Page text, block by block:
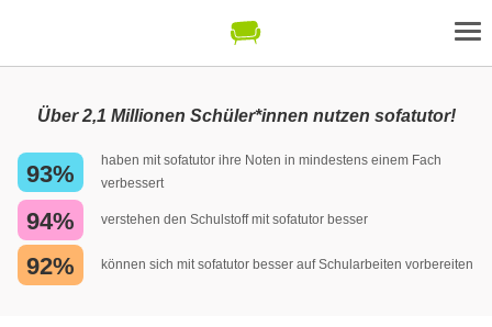
Über 2,1 Millionen Schüler*innen nutzen sofatutor!
93%
haben mit sofatutor ihre Noten in mindestens einem Fach
verbessert
94% verstehen den Schulstoff mit sofatutor besser
92% können sich mit sofatutor besser auf Schularbeiten vorbereiten